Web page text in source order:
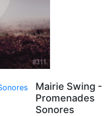
Mairie Swing -
Promenades
Sonores